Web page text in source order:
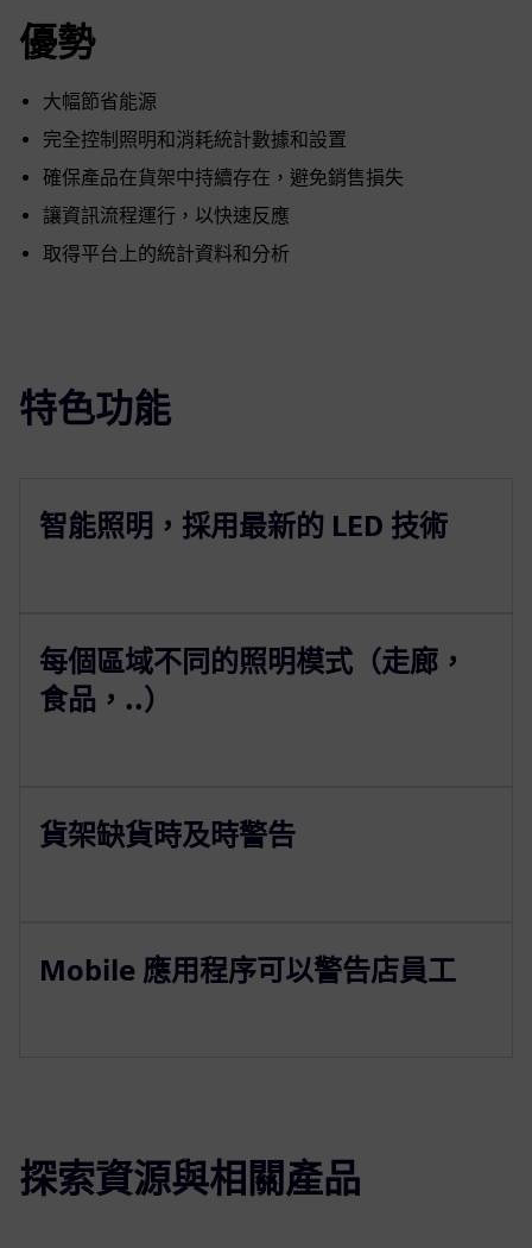
優勢
大幅節省能源
完全控制照明和消耗統計數據和設置
確保產品在貨架中持續存在，避免銷售損失
讓資訊流程運行，以快速反應
取得平台上的統計資料和分析
特色功能
智能照明，採用最新的 LED 技術
每個區域不同的照明模式（走廊，
食品，..）
貨架缺貨時及時警告
Mobile 應用程序可以警告店員工
探索資源與相關產品